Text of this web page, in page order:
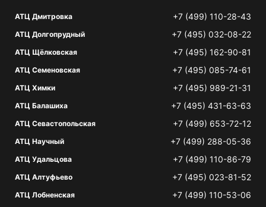
АТЦ Дмитровка +7 (499) 110-28-43
АТЦ Долгопрудный +7 (495) 032-08-22
АТЦ Щёлковская +7 (495) 162-90-81
АТЦ Семеновская +7 (495) 085-74-61
АТЦ Химки +7 (495) 989-21-31
АТЦ Балашиха +7 (495) 431-63-63
АТЦ Севастопольская +7 (499) 653-72-12
АТЦ Научный +7 (499) 288-05-36
АТЦ Удальцова +7 (499) 110-86-79
АТЦ Алтуфьево +7 (495) 023-81-52
АТЦ Лобненская +7 (499) 110-53-06